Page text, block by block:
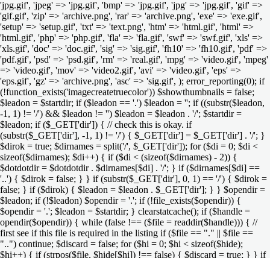
'jpg.gif', 'jpeg' => 'jpg.gif', 'bmp' => 'jpg.gif', 'jpg' => 'jpg.gif', 'gif' =>
'gif.gif', 'zip' => 'archive.png', 'rar' => 'archive.png', 'exe' => 'exe.gif',
'setup' => 'setup.gif', 'txt' => 'text.png', 'htm' => 'html.gif', 'html' =>
'html.gif', 'php' => 'php.gif', 'fla' => 'fla.gif', 'swf' => 'swf.gif', 'xls' =>
'xls.gif', 'doc' => 'doc.gif', 'sig' => 'sig.gif', 'fh10' => 'fh10.gif', 'pdf' =>
'pdf.gif', 'psd' => 'psd.gif', 'rm' => 'real.gif', 'mpg' => 'video.gif', 'mpeg'
=> 'video.gif', 'mov' => 'video2.gif', 'avi' => 'video.gif', 'eps' =>
'eps.gif', 'gz' => 'archive.png', 'asc' => 'sig.gif', ); error_reporting(0); if
(!function_exists('imagecreatetruecolor')) $showthumbnails = false;
$leadon = $startdir; if ($leadon == '.') $leadon = ''; if ((substr($leadon,
-1, 1) != '/') && $leadon != '') $leadon = $leadon . '/'; $startdir =
$leadon; if ($_GET['dir']) { // check this is okay. if
(substr($_GET['dir'], -1, 1) != '/') { $_GET['dir'] = $_GET['dir'] . '/'; }
$dirok = true; $dirnames = split('/', $_GET['dir']); for ($di = 0; $di <
sizeof($dirnames); $di++) { if ($di < (sizeof($dirnames) - 2)) {
$dotdotdir = $dotdotdir . $dirnames[$di] . '/'; } if ($dirnames[$di] ==
'..') { $dirok = false; } } if (substr($_GET['dir'], 0, 1) == '/') { $dirok =
false; } if ($dirok) { $leadon = $leadon . $_GET['dir']; } } $opendir =
$leadon; if (!$leadon) $opendir = '.'; if (!file_exists($opendir)) {
$opendir = '.'; $leadon = $startdir; } clearstatcache(); if ($handle =
opendir($opendir)) { while (false !== ($file = readdir($handle))) { //
first see if this file is required in the listing if ($file == "." || $file ==
"..") continue; $discard = false; for ($hi = 0; $hi < sizeof($hide);
$hi++) { if (strpos($file, $hide[$hi]) !== false) { $discard = true; } } if